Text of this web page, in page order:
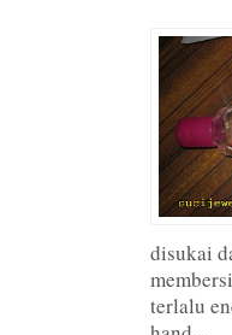
disukai
terlalu